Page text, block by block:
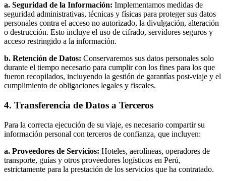
a. Seguridad de la Información: Implementamos medidas de
seguridad administrativas, técnicas y físicas para proteger sus datos
personales contra el acceso no autorizado, la divulgación, alteración
o destrucción. Esto incluye el uso de cifrado, servidores seguros y
acceso restringido a la información.
b. Retención de Datos: Conservaremos sus datos personales solo
durante el tiempo necesario para cumplir con los fines para los que
fueron recopilados, incluyendo la gestión de garantías post-viaje y el
cumplimiento de obligaciones legales y fiscales.
4. Transferencia de Datos a Terceros
Para la correcta ejecución de su viaje, es necesario compartir su
información personal con terceros de confianza, que incluyen:
a. Proveedores de Servicios: Hoteles, aerolíneas, operadores de
transporte, guías y otros proveedores logísticos en Perú,
estrictamente para la prestación de los servicios que ha contratado.